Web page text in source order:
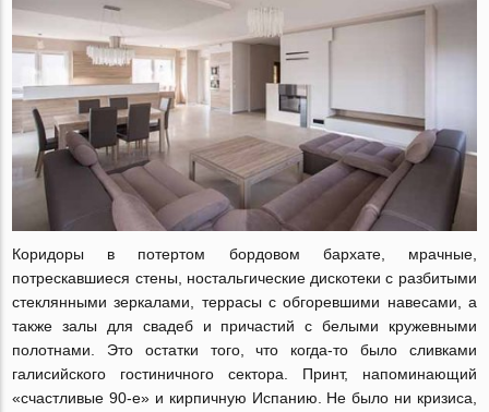
Коридоры в потертом бордовом бархате, мрачные,
потрескавшиеся стены, ностальгические дискотеки с разбитыми
стеклянными зеркалами, террасы с обгоревшими навесами, а
также залы для свадеб и причастий с белыми кружевными
полотнами. Это остатки того, что когда-то было сливками
галисийского гостиничного сектора. Принт, напоминающий
«счастливые 90-е» и кирпичную Испанию. Не было ни кризиса,